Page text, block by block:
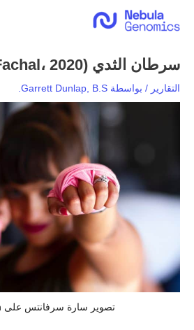
المحتوى
سرطان الثدي (Fachal، 2020)
التقارير / بواسطة Garrett Dunlap, B.S.
تصوير سارة سرفانتس على Unsplash